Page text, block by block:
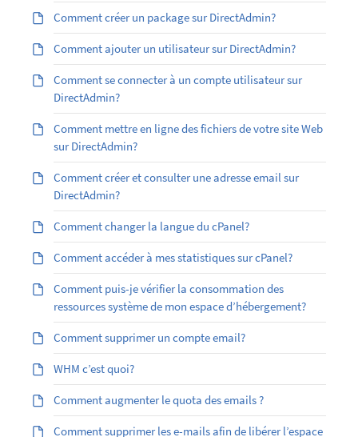
Comment créer un package sur DirectAdmin?
Comment ajouter un utilisateur sur DirectAdmin?
Comment se connecter à un compte utilisateur sur
DirectAdmin?
Comment mettre en ligne des fichiers de votre site Web
sur DirectAdmin?
Comment créer et consulter une adresse email sur
DirectAdmin?
Comment changer la langue du cPanel?
Comment accéder à mes statistiques sur cPanel?
Comment puis-je vérifier la consommation des
ressources système de mon espace d’hébergement?
Comment supprimer un compte email?
WHM c’est quoi?
Comment augmenter le quota des emails ?
Comment supprimer les e-mails afin de libérer l’espace